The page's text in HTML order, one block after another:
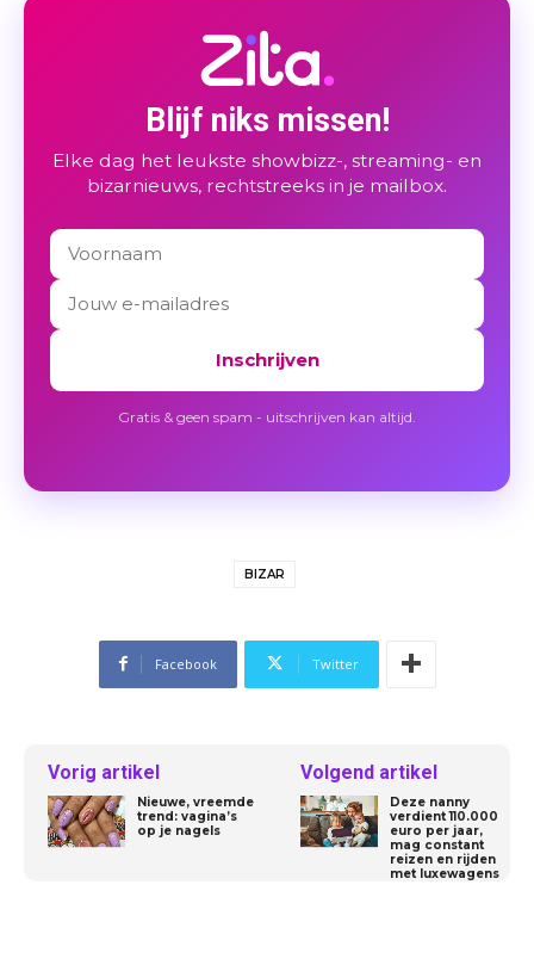
Blijf niks missen!
Elke dag het leukste showbizz-, streaming- en
bizarnieuws, rechtstreeks in je mailbox.
Inschrijven
Gratis & geen spam - uitschrijven kan altijd.
BIZAR
Facebook Twitter
Vorig artikel
Nieuwe, vreemde
trend: vagina’s
op je nagels
Volgend artikel
Deze nanny
verdient 110.000
euro per jaar,
mag constant
reizen en rijden
met luxewagens